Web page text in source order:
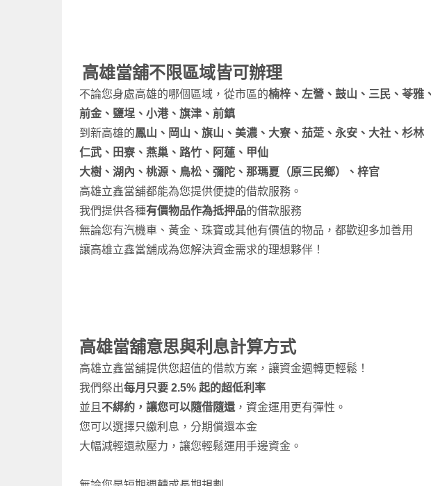
高雄當舖不限區域皆可辦理
不論您身處高雄的哪個區域，從市區的楠梓、左營、鼓山、三民、苓雅
前金、鹽埕、小港、旗津、前鎮
到新高雄的鳳山、岡山、旗山、美濃、大寮、茄萣、永安、大社、杉林
仁武、田寮、燕巢、路竹、阿蓮、甲仙
大樹、湖內、桃源、鳥松、彌陀、那瑪夏（原三民鄉）、梓官
高雄立鑫當舖都能為您提供便捷的借款服務。
我們提供各種有價物品作為抵押品的借款服務
無論您有汽機車、黃金、珠寶或其他有價值的物品，都歡迎多加善用
讓高雄立鑫當舖成為您解決資金需求的理想夥伴！
高雄當舖意思與利息計算方式
高雄立鑫當舖提供您超值的借款方案，讓資金週轉更輕鬆！
我們祭出每月只要 2.5% 起的超低利率
並且 不綁約，讓您可以隨借隨還 ，資金運用更有彈性。
您可以選擇只繳利息，分期償還本金
大幅減輕還款壓力，讓您輕鬆運用手邊資金。